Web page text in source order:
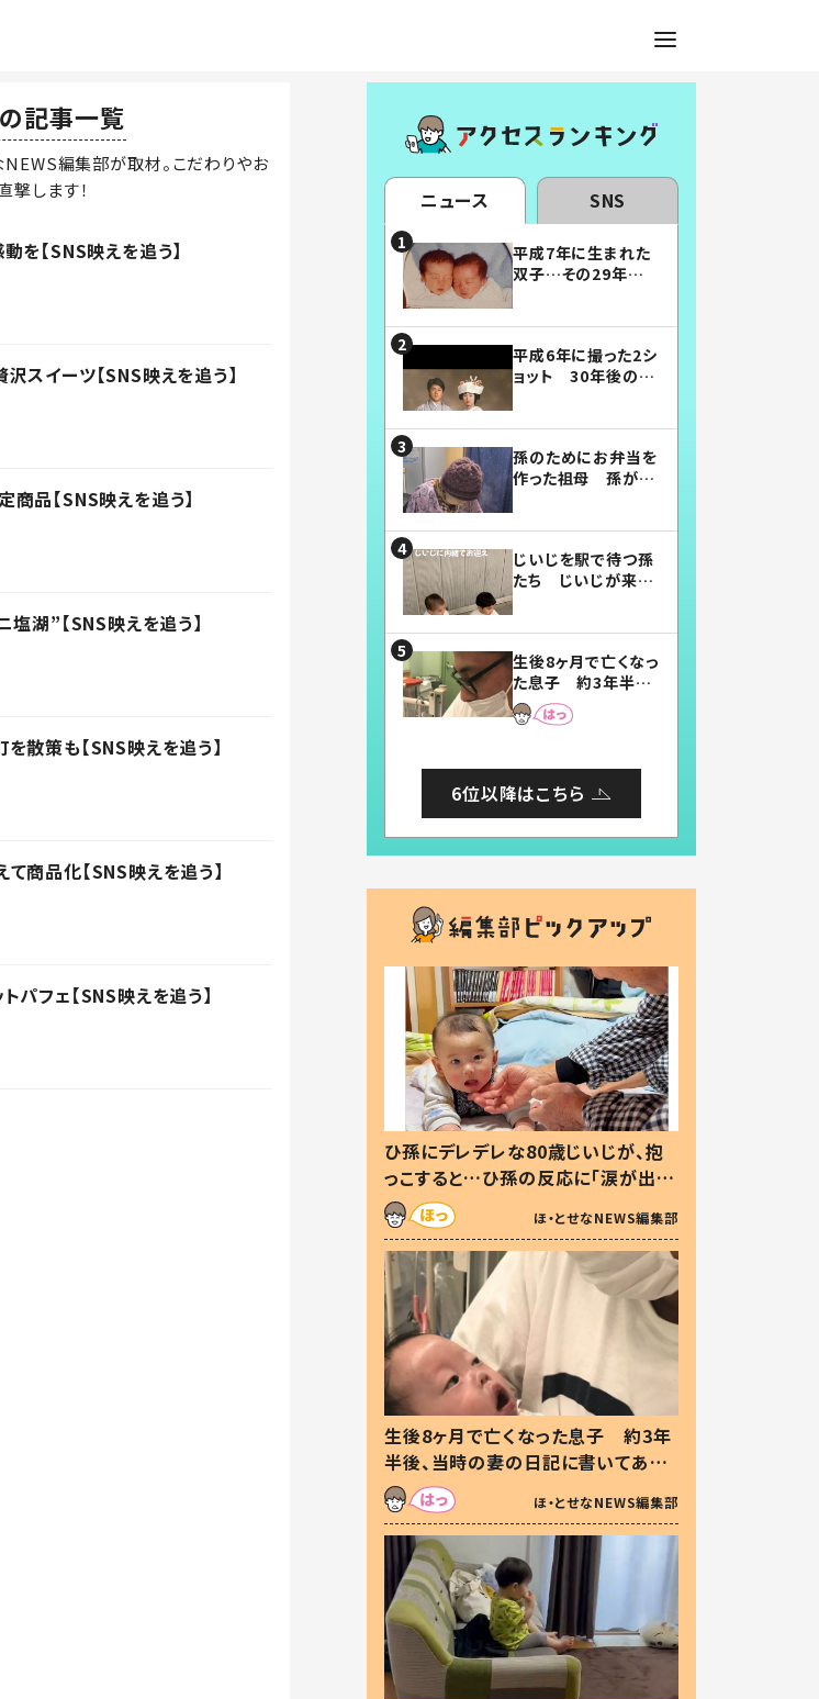
記事一覧
編集部が取材。こだわりやお
します！
【SNS映えを追う】
イーツ【SNS映えを追う】
品【SNS映えを追う】
湖”【SNS映えを追う】
散策も【SNS映えを追う】
商品化【SNS映えを追う】
パフェ【SNS映えを追う】
ニュース SNS
平成7年に生まれた
双子…その29年後
平成6年に撮った2シ
ョット 30年後の姿
孫のためにお弁当を
作った祖母 孫が絶
じいじを駅で待つ孫
たち じいじが来た
まらない」「幸せにな
れる」
生後8ヶ月で亡くなっ
た息子 約3年半
後、当時の妻の日記
に書いてあった本音
6位以降はこちら
ひ孫にデレデレな80歳じいじが、抱
っこすると…ひ孫の反応に「涙が出ま
した」「可愛くて仕方ない」
ほ・とせなNEWS編集部
生後8ヶ月で亡くなった息子 約3年
半後、当時の妻の日記に書いてあっ
た本音とは
ほ・とせなNEWS編集部